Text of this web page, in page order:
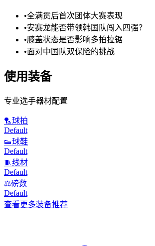
•全满贯后首次团体大赛表现
•安赛龙能否带领韩国队闯入四强？
•膝盖状态是否影响多拍拉锯
•面对中国队双保险的挑战
使用装备
专业选手器材配置
🏸球拍
Default
👟球鞋
Default
🧵线材
Default
⚖️磅数
Default
查看更多装备推荐